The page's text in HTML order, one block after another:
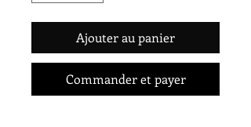
Ajouter au panier
Commander et payer